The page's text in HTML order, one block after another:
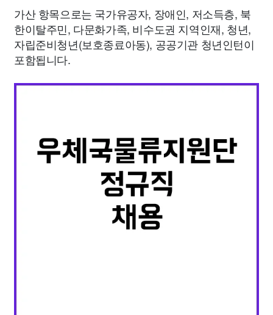
가산 항목으로는 국가유공자, 장애인, 저소득층, 북
한이탈주민, 다문화가족, 비수도권 지역인재, 청년,
자립준비청년(보호종료아동), 공공기관 청년인턴이
포함됩니다.